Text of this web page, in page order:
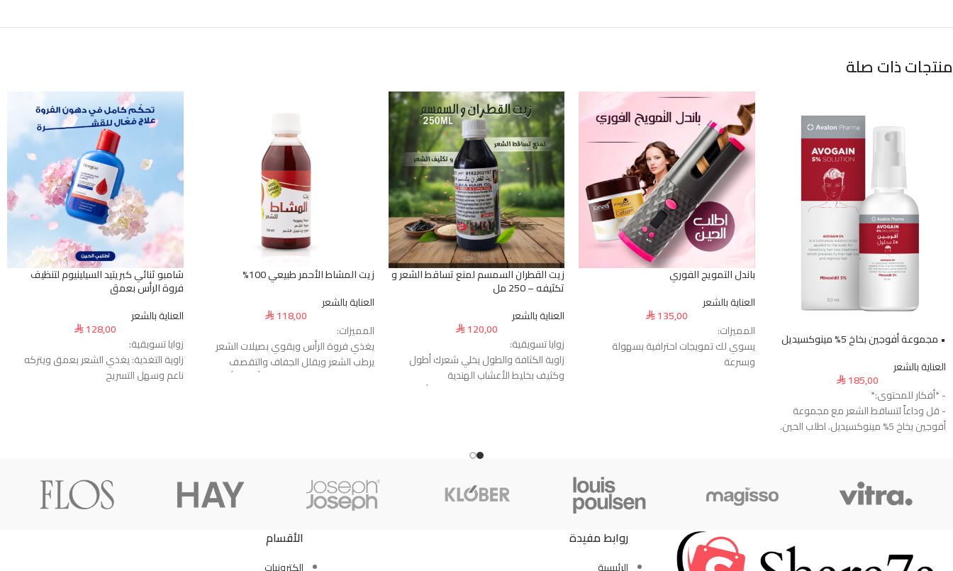
منتجات ذات صلة
• مجموعة أفوجين بخاخ 5% مينوكسيديل
العناية بالشعر
⃁ 185,00
- *أفكار للمحتوى:*
- قل وداعاً لتساقط الشعر مع مجموعة
أفوجين بخاخ 5% مينوكسيديل. اطلب الحين.
باندل التمويج الفوري
العناية بالشعر
⃁ 135,00
المميزات:
يسوي لك تمويجات احترافية بسهولة
وبسرعة
الجفاف
يقوي البصيلات ويخفف التساقط بشكل
يعالج التلف من الصبغات والتصفيف الحراري
يعيد اللمعة الطبيعية ويخلي شعرك صحي
أكثر
زيت القطران السمسم لمنع تساقط الشعر و
تكثيفه – 250 مل
العناية بالشعر
⃁120,00
زوايا تسويقية:
زاوية الكثافة والطول يخلي شعرك أطول
وكثيف بخليط الأعشاب الهندية
زاوية اللون واللمعان يعطي شعرك أسود
زاوية فك التشابك يفك عقد الشعر ويخليه
زاوية المكونات الطبيعية 100% أعشاب وزيوت
طبيعية بدون كيماويات
ـــــــــــــــــــــــــــــــــــــــــــــــــــــــــــــــــــــــــــــــــــــــــــــــــــــــــــــــــــــــــــــــــــــــــــــــــــــــــــ
زيت المشاط الأحمر طبيعي 100%
العناية بالشعر
⃁118,00
المميزات:
يغذي فروة الرأس ويقوي بصيلات الشعر
يرطب الشعر ويقلل الجفاف والتقصف
يساعد على نمو الشعر بشكل أسرع وأكثف
يخفف من الهيشان ويزيد نعومة الشعر
شامبو ثنائي كبريتيد السيلينيوم لتنظيف
فروة الرأس بعمق
العناية بالشعر
⃁128,00
زوايا تسويقية:
زاوية التغذية: يغذي الشعر بعمق ويتركه
ناعم وسهل التسريح
زاوية تقوية الشعر: يقوي الشعيرات الضعيفة
ويقلل التكسر
لمعان الشعر: يعطي الشعر لمعان وحيوية
روابط مفيدة الأقسام